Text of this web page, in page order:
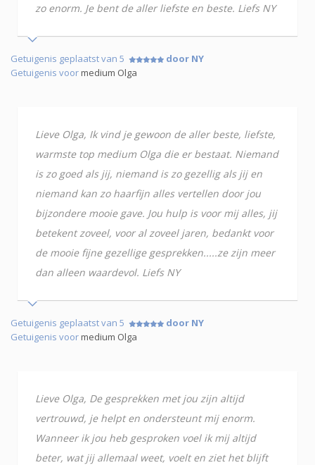
zo enorm. Je bent de aller liefste en beste. Liefs NY
Getuigenis geplaatst van 5
door NY
Getuigenis voormedium Olga
Lieve Olga, Ik vind je gewoon de aller beste, liefste,
warmste top medium Olga die er bestaat. Niemand
is zo goed als jij, niemand is zo gezellig als jij en
niemand kan zo haarfijn alles vertellen door jou
bijzondere mooie gave. Jou hulp is voor mij alles, jij
betekent zoveel, voor al zoveel jaren, bedankt voor
de mooie fijne gezellige gesprekken.....ze zijn meer
dan alleen waardevol. Liefs NY
Getuigenis geplaatst van 5
door NY
Getuigenis voormedium Olga
Lieve Olga, De gesprekken met jou zijn altijd
vertrouwd, je helpt en ondersteunt mij enorm.
Wanneer ik jou heb gesproken voel ik mij altijd
beter, wat jij allemaal weet, voelt en ziet het blijft